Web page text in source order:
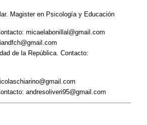
Magister en Psicología y Educación
micaelabonillal@gmail.com
de la República. Contacto:
andresoliveri95@gmail.com